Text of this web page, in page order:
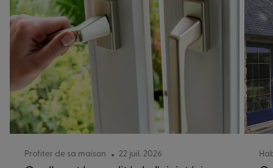
Profiter de sa maison 22 juil. 2026